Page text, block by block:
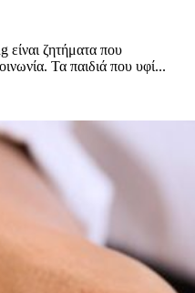
είναι ζητήματα που
Τα παιδιά που υφί...